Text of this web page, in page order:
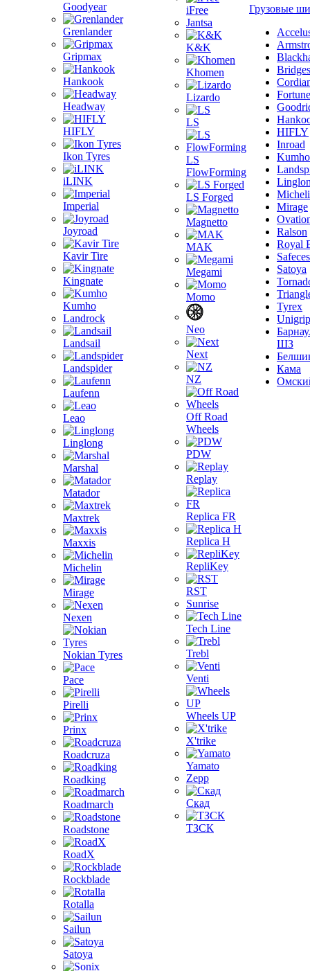
Goodyear
Grenlander
Gripmax
Hankook
Headway
HIFLY
Ikon Tyres
iLINK
Imperial
Joyroad
Kavir Tire
Kingnate
Kumho
Landrock
Landsail
Landspider
Laufenn
Leao
Linglong
Marshal
Matador
Maxtrek
Maxxis
Michelin
Mirage
Nexen
Nokian Tyres
Pace
Pirelli
Prinx
Roadcruza
Roadking
Roadmarch
Roadstone
RoadX
Rockblade
Rotalla
Sailun
Satoya
iFree
Jantsa
K&K
Khomen
Lizardo
LS
LS
FlowForming
LS Forged
Magnetto
MAK
Megami
Momo
Neo
Next
NZ
Off Road
Wheels
PDW
Replay
Replica FR
Replica H
RepliKey
RST
Sunrise
Tech Line
Trebl
Venti
Wheels UP
X'trike
Yamato
Zepp
Скад
ТЗСК
Грузовые
Fortune
HIFLY
Inroad
Kumho
Mirage
Ralson
Royal
Satoya
Tyrex
Unigrip
ШЗ
Кама